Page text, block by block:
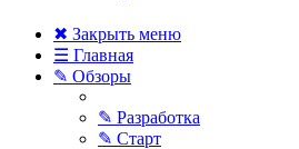
✖ Закрыть меню
☰ Главная
✎ Обзоры
✎ Разработка
✎ Старт